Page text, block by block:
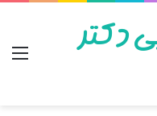
دکتر